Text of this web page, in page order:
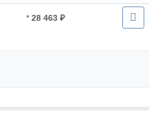
* 28 463 ₽